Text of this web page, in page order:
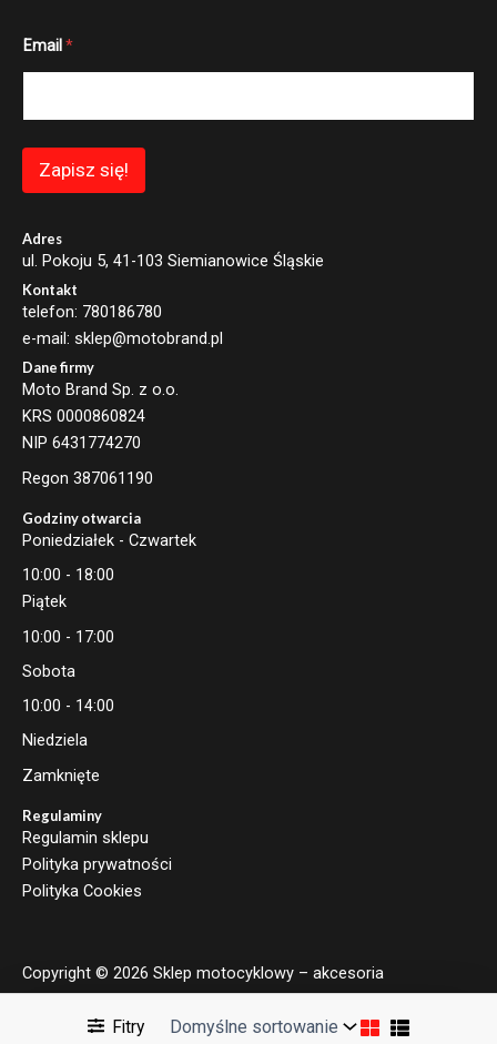
Fitry
m
E
l
m
a
l
Email *
Zapisz się!
Adres
ul. Pokoju 5, 41-103 Siemianowice Śląskie
Kontakt
telefon: 780186780
e-mail: sklep@motobrand.pl
Dane firmy
Moto Brand Sp. z o.o.
KRS 0000860824
NIP 6431774270
Regon 387061190
Godziny otwarcia
Poniedziałek - Czwartek
10:00 - 18:00
Piątek
10:00 - 17:00
Sobota
10:00 - 14:00
Niedziela
Zamknięte
Regulaminy
Regulamin sklepu
Polityka prywatności
Polityka Cookies
Copyright © 2026 Sklep motocyklowy – akcesoria
motocyklowe | Moto Brand